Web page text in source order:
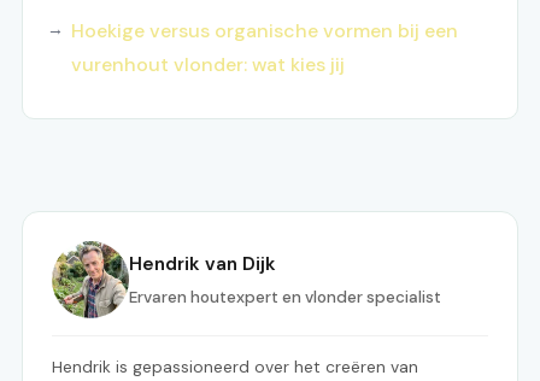
Hoekige versus organische vormen bij een
vurenhout vlonder: wat kies jij
Hendrik van Dijk
Ervaren houtexpert en vlonder specialist
Hendrik is gepassioneerd over het creëren van